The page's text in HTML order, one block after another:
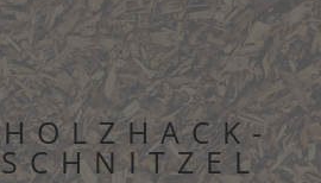
HOLZ­HACK­
SCHNITZEL